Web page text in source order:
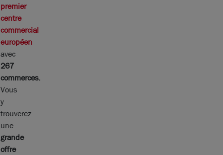
premier
centre
commercial
européen
avec
267
commerces.
Vous
y
trouverez
une
grande
offre